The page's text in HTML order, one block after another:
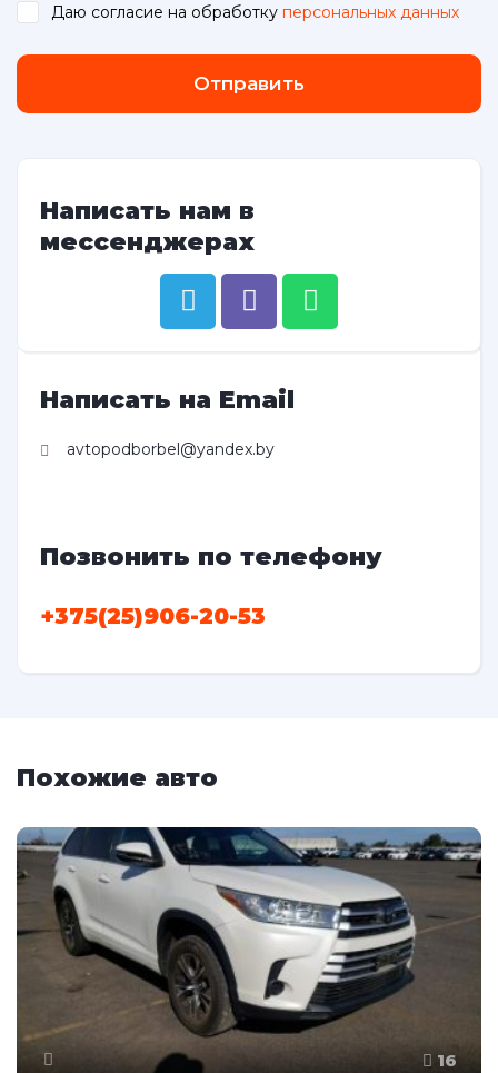
Даю согласие на обработку персональных данных
Отправить
Написать нам в
мессенджерах
Написать на Email
avtopodborbel@yandex.by
Позвонить по телефону
+375(25)906-20-53
Похожие авто
16